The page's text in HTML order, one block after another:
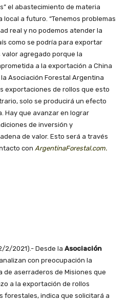
el abastecimiento de materia
a futuro. “Tenemos problemas
real y no podemos atender la
como se podría para exportar
agregado porque la
a la exportación a China
Asociación Forestal Argentina
exportaciones de rollos que esto
solo se producirá un efecto
Hay que avanzar en lograr
de inversión y
de valor. Esto será a través
con ArgentinaForestal.com.
2/2021).- Desde la Asociación
con preocupación la
de aserraderos de Misiones que
a la exportación de rollos
forestales, indica que solicitará a